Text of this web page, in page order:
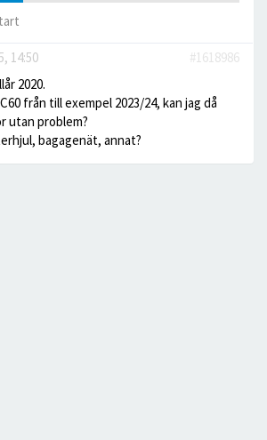
14:50
#1618986
2020.
från till exempel 2023/24, kan jag då
utan problem?
bagagenät, annat?